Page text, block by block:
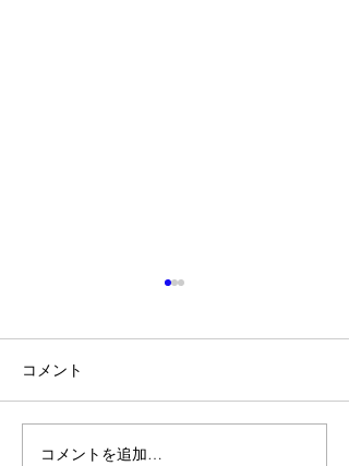
お祈りとお願い
コメント
コメントを追加…